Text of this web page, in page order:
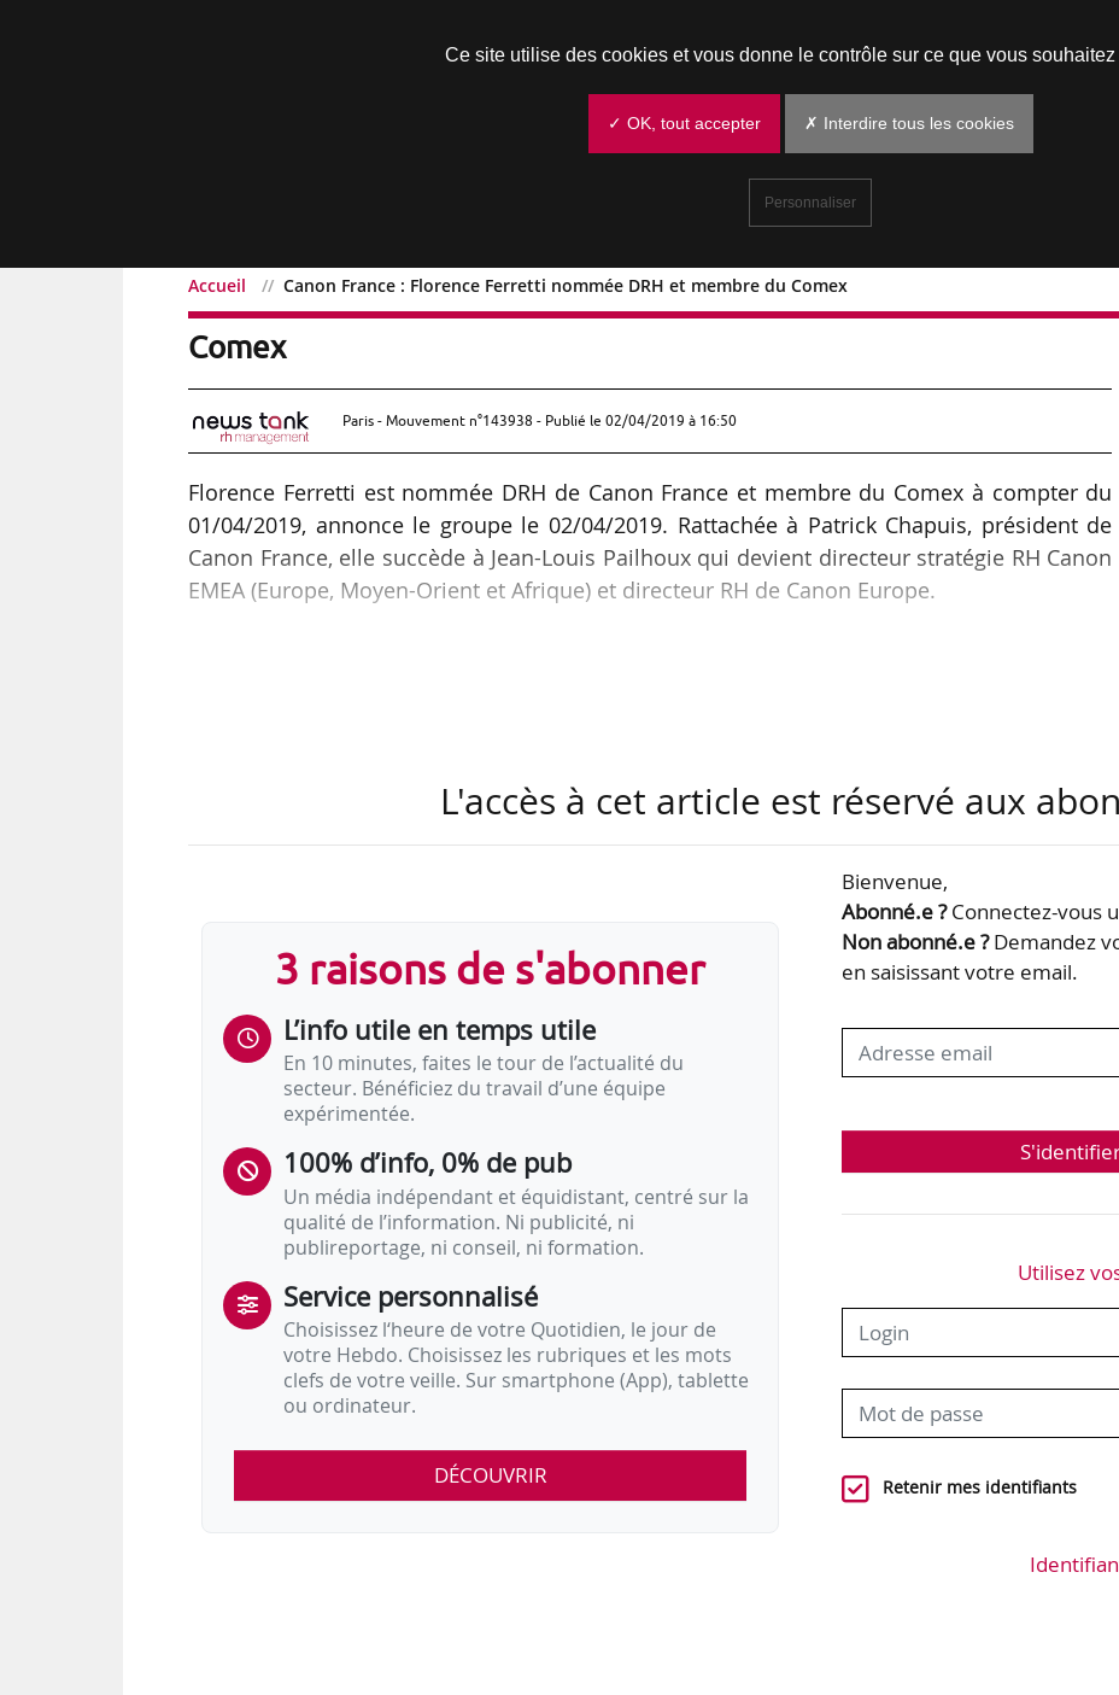
Accueil Canon France : Florence Ferretti nommée DRH et membre du Comex
Canon France : Florence Ferretti nommée DRH et membre du
Comex
Paris - Mouvement n°143938 - Publié le 02/04/2019 à 16:50
Florence Ferretti est nommée DRH de Canon France et membre du Comex à compter du
01/04/2019, annonce le groupe le 02/04/2019. Rattachée à Patrick Chapuis, président de
Canon France, elle succède à Jean-Louis Pailhoux qui devient directeur stratégie RH Canon
EMEA (Europe, Moyen-Orient et Afrique) et directeur RH de Canon Europe.
Florence Ferretti était directrice adjointe des ressources humaines depuis septembre 2018
de Canon France, groupe qu’elle a rejoint en février 2016.
Les enjeux :
Sensibiliser les hommes et…
L'accès à cet article est réservé aux
3 raisons de s'abonner
L’info utile en temps utile
En 10 minutes, faites le tour de l’actualité du
secteur. Bénéficiez du travail d’une équipe
expérimentée.
100% d’info, 0% de pub
Un média indépendant et équidistant, centré sur la
qualité de l’information. Ni publicité, ni
publireportage, ni conseil, ni formation.
Service personnalisé
Choisissez l‘heure de votre Quotidien, le jour de
votre Hebdo. Choisissez les rubriques et les mots
clefs de votre veille. Sur smartphone (App), tablette
ou ordinateur.
DÉCOUVRIR
Bienvenue,
Abonné.e ?Connectez-vous
Non abonné.e ?Demandez
en saisissant votre email.
Utilisez
Retenir mes identifiants
Ce site utilise des cookies et vous donne le contrôle sur ce que vous souhaitez
✓ OK, tout accepter ✗ Interdire tous les cookies
Personnaliser